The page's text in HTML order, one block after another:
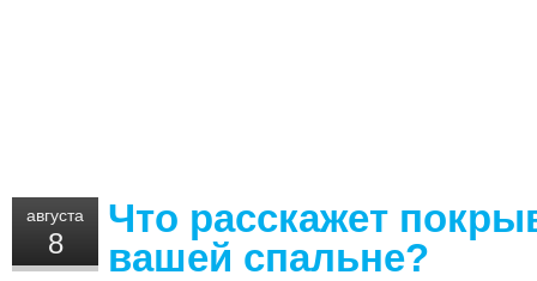
августа
8
Что расскажет
вашей спальне?